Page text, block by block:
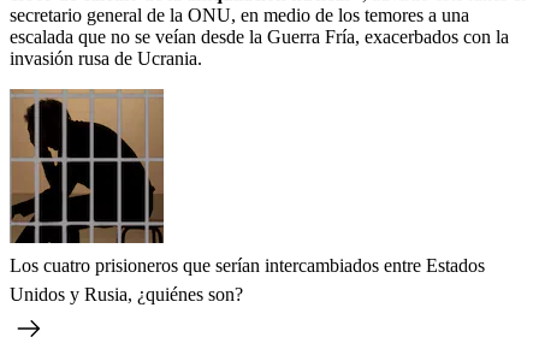
secretario general de la ONU, en medio de los temores a una
escalada que no se veían desde la Guerra Fría, exacerbados con la
invasión rusa de Ucrania.
Los cuatro prisioneros que serían intercambiados entre Estados
Unidos y Rusia, ¿quiénes son?